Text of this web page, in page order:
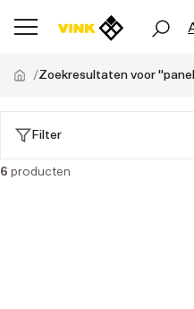
Zoekresultaten voor
Filter
6 producten